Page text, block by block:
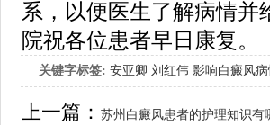
系，以便医生了解病情并
院祝各位患者早日康复。
关键字标签: 安亚卿 刘红伟 影响白癜风
女生应该如何治疗呢
上一篇：苏州白癜风患者的护理知识有